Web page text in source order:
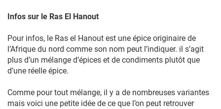
Infos sur le Ras El Hanout
Pour infos, le Ras el Hanout est une épice originaire de
l’Afrique du nord comme son nom peut l’indiquer. il s’agit
plus d’un mélange d’épices et de condiments plutôt que
d’une réelle épice.
Comme pour tout mélange, il y a de nombreuses variantes
mais voici une petite idée de ce que l’on peut retrouver